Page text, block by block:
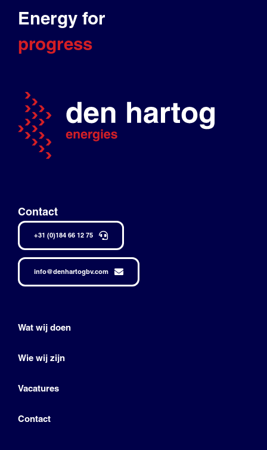
Energy for
progress
Contact
+31 (0)184 66 12 75
info@denhartogbv.com
Wat wij doen
Wie wij zijn
Vacatures
Contact